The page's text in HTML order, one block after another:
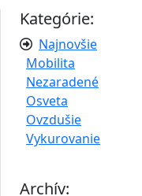
Kategórie:
Najnovšie
Mobilita
Nezaradené
Osveta
Ovzdušie
Vykurovanie
Archív: